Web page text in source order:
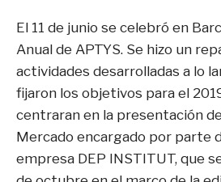
El 11 de junio se celebró en
Anual de APTYS. Se hizo un
actividades desarrolladas a lo
fijaron los objetivos para el
centraran en la presentación
Mercado encargado por parte
empresa DEP INSTITUT, que